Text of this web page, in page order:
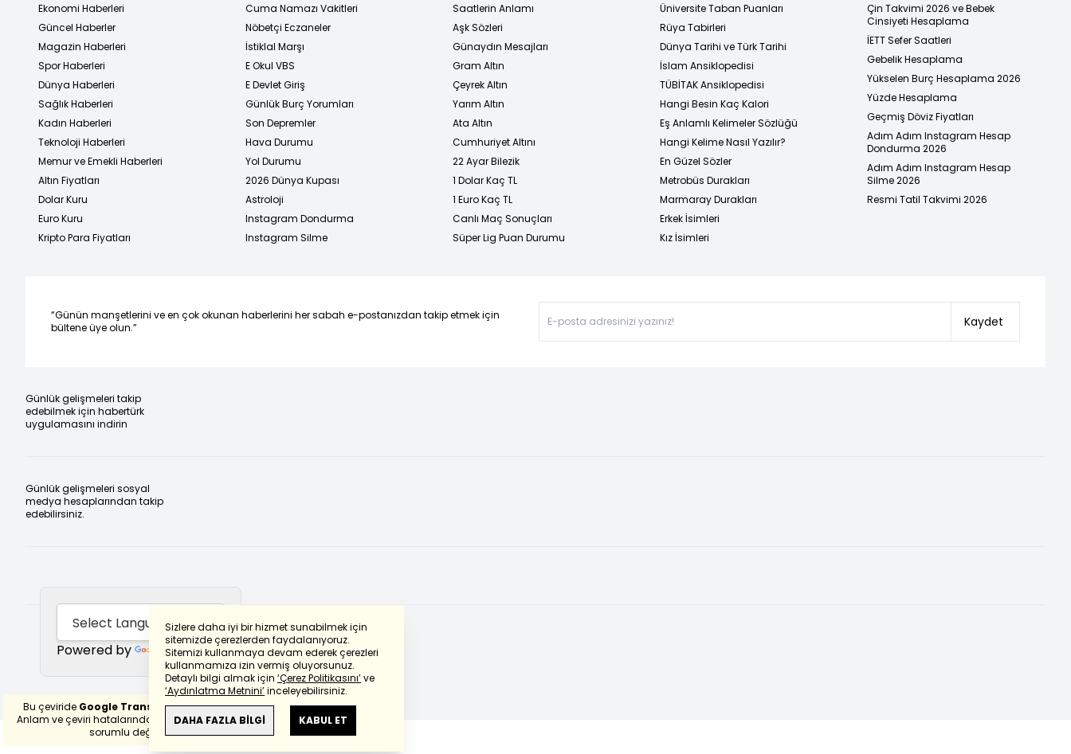
Sizlere daha iyi bir hizmet sunabilmek için
sitemizde çerezlerden faydalanıyoruz.
Sitemizi kullanmaya devam ederek çerezleri
kullanmamıza izin vermiş oluyorsunuz.
Detaylı bilgi almak için ‘Çerez Politikasını’ve
‘Aydınlatma Metnini’inceleyebilirsiniz.
DAHA FAZLA BİLGİ KABUL ET
Ekonomi Haberleri
Güncel Haberler
Magazin Haberleri
Spor Haberleri
Dünya Haberleri
Sağlık Haberleri
Kadın Haberleri
Teknoloji Haberleri
Memur ve Emekli Haberleri
Altın Fiyatları
Dolar Kuru
Euro Kuru
Kripto Para Fiyatları
Cuma Namazı Vakitleri
Nöbetçi Eczaneler
İstiklal Marşı
E Okul VBS
E Devlet Giriş
Günlük Burç Yorumları
Son Depremler
Hava Durumu
Yol Durumu
2026 Dünya Kupası
Astroloji
Instagram Dondurma
Instagram Silme
Saatlerin Anlamı
Aşk Sözleri
Günaydın Mesajları
Gram Altın
Çeyrek Altın
Yarım Altın
Ata Altın
Cumhuriyet Altını
22 Ayar Bilezik
1 Dolar Kaç TL
1 Euro Kaç TL
Canlı Maç Sonuçları
Süper Lig Puan Durumu
Üniversite Taban Puanları
Rüya Tabirleri
Dünya Tarihi ve Türk Tarihi
İslam Ansiklopedisi
TÜBİTAK Ansiklopedisi
Hangi Besin Kaç Kalori
Eş Anlamlı Kelimeler Sözlüğü
Hangi Kelime Nasıl Yazılır?
En Güzel Sözler
Metrobüs Durakları
Marmaray Durakları
Erkek İsimleri
Kız İsimleri
Çin Takvimi 2026 ve Bebek
Cinsiyeti Hesaplama
İETT Sefer Saatleri
Gebelik Hesaplama
Yükselen Burç Hesaplama 2026
Yüzde Hesaplama
Geçmiş Döviz Fiyatları
Adım Adım Instagram Hesap
Dondurma 2026
Adım Adım Instagram Hesap
Silme 2026
Resmi Tatil Takvimi 2026
“Günün manşetlerini ve en çok okunan haberlerini her sabah e-postanızdan takip etmek için
bültene üye olun.”
Kaydet
Günlük gelişmeleri takip
edebilmek için habertürk
uygulamasını indirin
Günlük gelişmeleri sosyal
medya hesaplarından takip
edebilirsiniz.
Powered by Translate
Bu çeviride Google Transletekullanılmıştır.
Anlam ve çeviri hatalarından
haberturk.com
sorumlu değildir.